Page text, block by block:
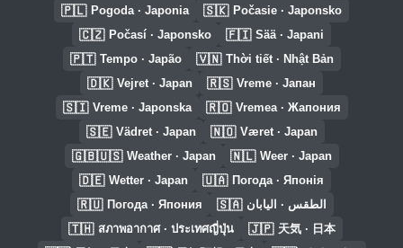
🇵🇱 Pogoda · Japonia 🇸🇰 Počasie · Japonsko
🇨🇿 Počasí · Japonsko 🇫🇮 Sää · Japani
🇵🇹 Tempo · Japão 🇻🇳 Thời tiết · Nhật Bản
🇩🇰 Vejret · Japan 🇷🇸 Vreme · Јапан
🇸🇮 Vreme · Japonska 🇷🇴 Vremea · Жапония
🇸🇪 Vädret · Japan 🇳🇴 Været · Japan
🇬🇧🇺🇸 Weather · Japan 🇳🇱 Weer · Japan
🇩🇪 Wetter · Japan 🇺🇦 Погода · Японія
🇷🇺 Погода · Япония 🇸🇦 الطقس · اليابان
🇹🇭 สภาพอากาศ · ประเทศญี่ปุ่น 🇯🇵 天気 · 日本